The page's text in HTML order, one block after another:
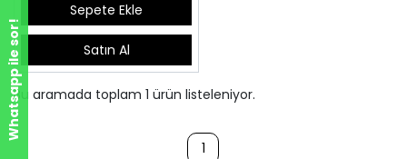
Sepete Ekle
Satın Al
Bu aramada toplam 1 ürün listeleniyor.
1
Whatsapp ile sor!